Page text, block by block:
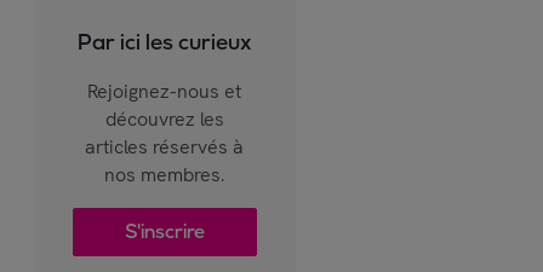
Par ici les curieux
Rejoignez-nous et
découvrez les
articles réservés à
nos membres.
S'inscrire